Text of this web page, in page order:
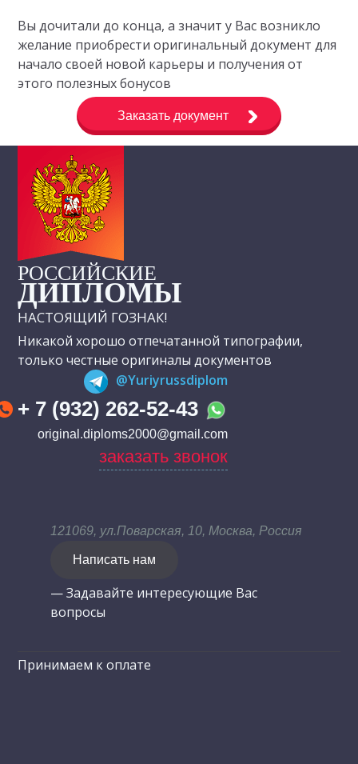
Вы дочитали до конца, а значит у Вас возникло
желание приобрести оригинальный документ для
начало своей новой карьеры и получения от
этого полезных бонусов
Заказать документ
РОССИЙСКИЕ
ДИПЛОМЫ
НАСТОЯЩИЙ ГОЗНАК!
Никакой хорошо отпечатанной типографии,
только честные оригиналы документов
@Yuriyrussdiplom
+ 7 (932) 262-52-43
original.diploms2000@gmail.com
заказать звонок
121069, ул.Поварская, 10, Москва, Россия
Написать нам
— Задавайте интересующие Вас
вопросы
Принимаем к оплате